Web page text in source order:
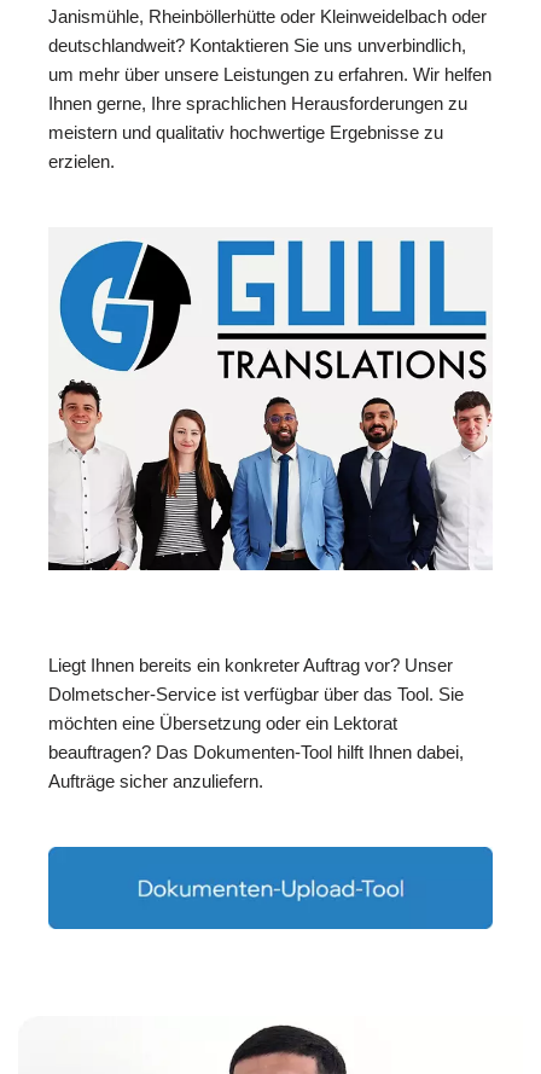
Janismühle, Rheinböllerhütte oder Kleinweidelbach oder
deutschlandweit? Kontaktieren Sie uns unverbindlich,
um mehr über unsere Leistungen zu erfahren. Wir helfen
Ihnen gerne, Ihre sprachlichen Herausforderungen zu
meistern und qualitativ hochwertige Ergebnisse zu
erzielen.
Liegt Ihnen bereits ein konkreter Auftrag vor? Unser
Dolmetscher-Service ist verfügbar über das Tool. Sie
möchten eine Übersetzung oder ein Lektorat
beauftragen? Das Dokumenten-Tool hilft Ihnen dabei,
Aufträge sicher anzuliefern.